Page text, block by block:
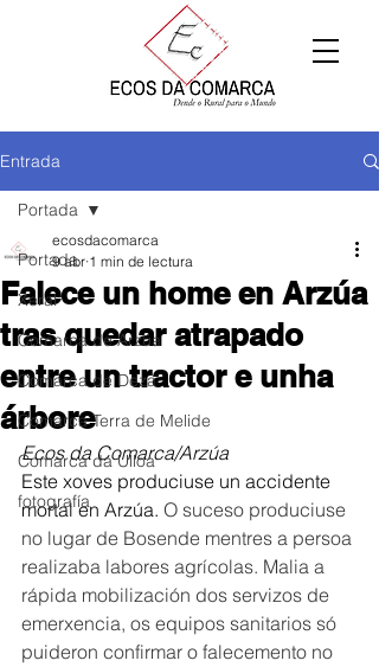
Entrada
Portada
Xeral
Comarca de Arzúa
Comarca de Deza
Comarca Terra de Melide
Comarca da Ulloa
fotografía
Portada
Falece un home en Arzúa
tras quedar atrapado
entre un tractor e unha
árbore
ecosdacomarca
9 abr 1 min de lectura
Ecos da Comarca/Arzúa
Este xoves produciuse un accidente
mortal en Arzúa. O suceso produciuse
no lugar de Bosende mentres a persoa
realizaba labores agrícolas. Malia a
rápida mobilización dos servizos de
emerxencia, os equipos sanitarios só
puideron confirmar o falecemento no